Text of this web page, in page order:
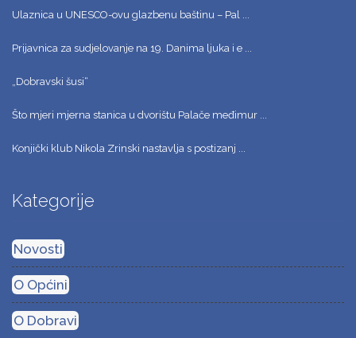
Ulaznica u UNESCO-ovu glazbenu baštinu – Pal ...
Prijavnica za sudjelovanje na 19. Danima ljuka i e ...
„Dobravski šusi“
Što mjeri mjerna stanica u dvorištu Palače međimur ...
Konjički klub Nikola Zrinski nastavlja s postizanj ...
Kategorije
Novosti
O Općini
O Dobravi